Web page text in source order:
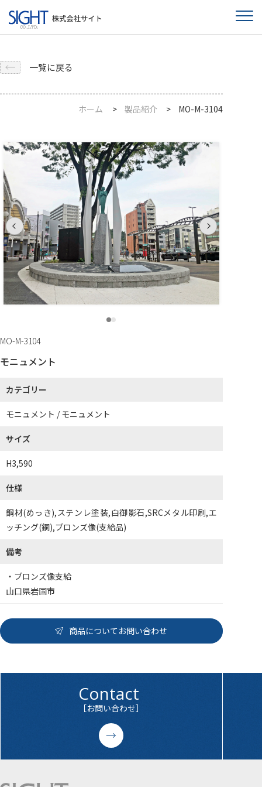
一覧に戻る
ホーム 製品紹介 MO-M-3104
MO-M-3104
モニュメント
カテゴリー
モニュメント / モニュメント
サイズ
H3,590
仕様
鋼材(めっき),ステンレ塗装,白御影石,SRCメタル印刷,エ
ッチング(銅),ブロンズ像(支給品)
備考
・ブロンズ像支給
山口県岩国市
商品についてお問い合わせ
Contact
［お問い合わせ］